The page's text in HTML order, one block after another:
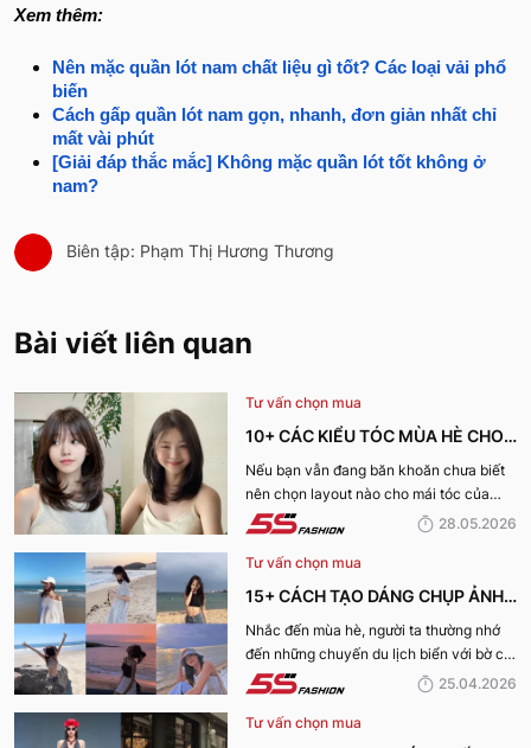
Xem thêm:
Nên mặc quần lót nam chất liệu gì tốt? Các loại vải phổ
biến
Cách gấp quần lót nam gọn, nhanh, đơn giản nhất chỉ
mất vài phút
[Giải đáp thắc mắc] Không mặc quần lót tốt không ở
nam?
Biên tập: Phạm Thị Hương Thương
Bài viết liên quan
Tư vấn chọn mua
10+ CÁC KIỂU TÓC MÙA HÈ CHO
NỮ CỰC XINH, THU HÚT NHẤT
2026
Nếu bạn vẫn đang băn khoăn chưa biết
nên chọn layout nào cho mái tóc của
mình, hãy cùng 5S Fashion khám phá
nữ cực xinh và dẫn đầu xu hướng năm
2026 dưới đây nhé!
28.05.2026
Tư vấn chọn mua
15+ CÁCH TẠO DÁNG CHỤP ẢNH
ĐI BIỂN XINH LUNG LINH CHO CHỊ
EM
Nhắc đến mùa hè, người ta thường nhớ
đến những chuyến du lịch biển với bờ cát
trắng, làn nước trong xanh cùng ánh
không thể nào thiếu được những bức ảnh
25.04.2026
Tư vấn chọn mua